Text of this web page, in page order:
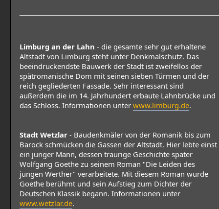
Limburg an der Lahn - die gesamte sehr gut erhaltene
Altstadt von Limburg steht unter Denkmalschutz. Das
beeindruckendste Bauwerk der Stadt ist zweifellos der
spätromanische Dom mit seinen sieben Türmen und der
reich gegliederten Fassade. Sehr interessant sind
außerdem die im 14. Jahrhundert erbaute Lahnbrücke und
das Schloss. Informationen unter www.limburg.de.
Stadt Wetzlar - Baudenkmäler von der Romanik bis zum
Barock schmücken die Gassen der Altstadt. Hier lebte einst
ein junger Mann, dessen traurige Geschichte später
Wolfgang Goethe zu seinem Roman "Die Leiden des
jungen Werther" verarbeitete. Mit diesem Roman wurde
Goethe berühmt und sein Aufstieg zum Dichter der
Deutschen Klassik begann. Informationen unter
www.wetzlar.de.